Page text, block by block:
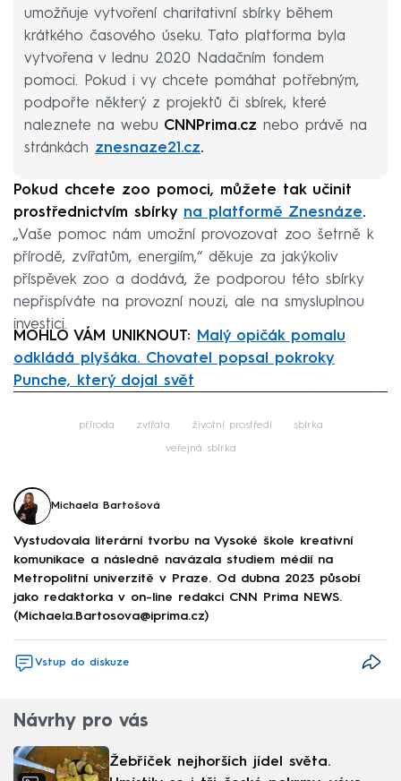
umožňuje vytvoření charitativní sbírky během
krátkého časového úseku. Tato platforma byla
vytvořena v lednu 2020 Nadačním fondem
pomoci. Pokud i vy chcete pomáhat potřebným,
podpořte některý z projektů či sbírek, které
naleznete na webu CNNPrima.cz nebo právě na
stránkách znesnaze21.cz.
Pokud chcete zoo pomoci, můžete tak učinit
prostřednictvím sbírky na platformě Znesnáze.
„Vaše pomoc nám umožní provozovat zoo šetrně k
přírodě, zvířatům, energiím,“ děkuje za jakýkoliv
příspěvek zoo a dodává, že podporou této sbírky
nepřispíváte na provozní nouzi, ale na smysluplnou
investici.
MOHLO VÁM UNIKNOUT: Malý opičák pomalu
odkládá plyšáka. Chovatel popsal pokroky
Punche, který dojal svět
příroda zvířata životní prostředí sbírka
veřejná sbírka
Michaela Bartošová
Vystudovala literární tvorbu na Vysoké škole kreativní
komunikace a následně navázala studiem médií na
Metropolitní univerzitě v Praze. Od dubna 2023 působí
jako redaktorka v on-line redakci CNN Prima NEWS.
(Michaela.Bartosova@iprima.cz)
Vstup do diskuze
Návrhy pro vás
Žebříček nejhorších jídel světa.